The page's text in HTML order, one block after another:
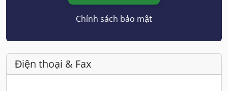
Chính sách bảo mật
Điện thoại & Fax